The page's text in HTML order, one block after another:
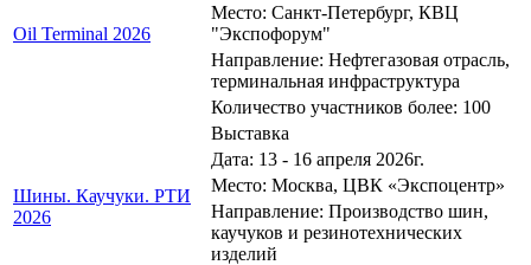
Oil Terminal 2026
Место: Санкт-Петербург, КВЦ
"Экспофорум"
Направление: Нефтегазовая отрасль,
терминальная инфраструктура
Количество участников более: 100
Шины. Каучуки. РТИ
2026
Выставка
Дата: 13 - 16 апреля 2026г.
Место: Москва, ЦВК «Экспоцентр»
Направление: Производство шин,
каучуков и резинотехнических
изделий